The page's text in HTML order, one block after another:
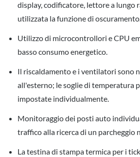
display, codificatore, lettore a lungo
utilizzata la funzione di
Utilizzo di microcontrollori e CPU
basso consumo energetico.
Il riscaldamento e i ventilatori sono
all'esterno; le soglie di temperatura
impostate individualmente.
Monitoraggio dei posti auto
traffico alla ricerca di un parcheggio
La testina di stampa termica per i